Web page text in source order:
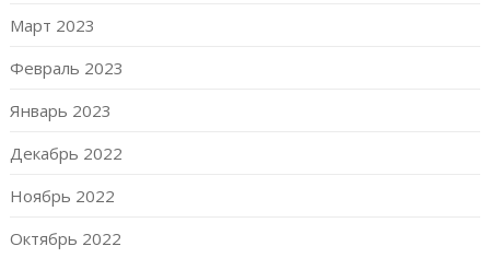
Март 2023
Февраль 2023
Январь 2023
Декабрь 2022
Ноябрь 2022
Октябрь 2022